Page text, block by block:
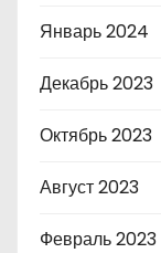
Январь 2024
Декабрь 2023
Октябрь 2023
Август 2023
Февраль 2023